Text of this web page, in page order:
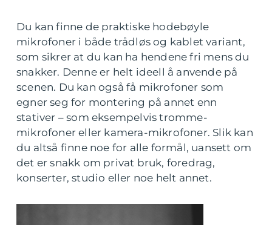
Du kan finne de praktiske hodebøyle
mikrofoner i både trådløs og kablet variant,
som sikrer at du kan ha hendene fri mens du
snakker. Denne er helt ideell å anvende på
scenen. Du kan også få mikrofoner som
egner seg for montering på annet enn
stativer – som eksempelvis tromme-
mikrofoner eller kamera-mikrofoner. Slik kan
du altså finne noe for alle formål, uansett om
det er snakk om privat bruk, foredrag,
konserter, studio eller noe helt annet.